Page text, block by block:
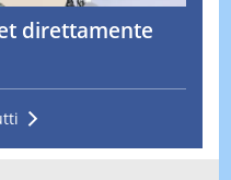
direttamente